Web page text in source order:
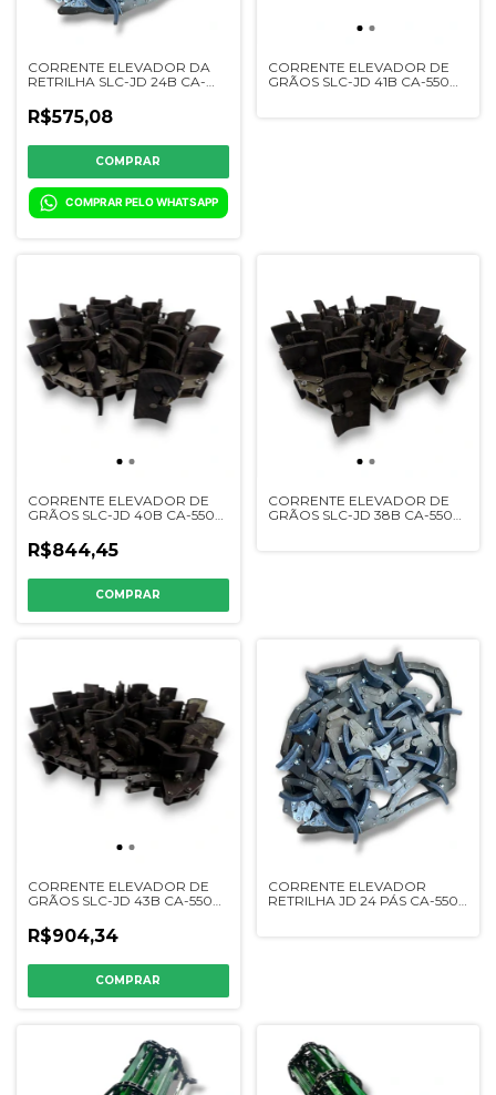
CORRENTE ELEVADOR DA
RETRILHA SLC-JD 24B CA-
R$575,08
COMPRAR PELO WHATSAPP
CORRENTE ELEVADOR DE
GRÃOS SLC-JD 41B CA-550
CORRENTE ELEVADOR DE
GRÃOS SLC-JD 40B CA-550
R$844,45
CORRENTE ELEVADOR DE
GRÃOS SLC-JD 38B CA-550
CORRENTE ELEVADOR DE
GRÃOS SLC-JD 43B CA-550
R$904,34
CORRENTE ELEVADOR
RETRILHA JD 24 PÁS CA-550